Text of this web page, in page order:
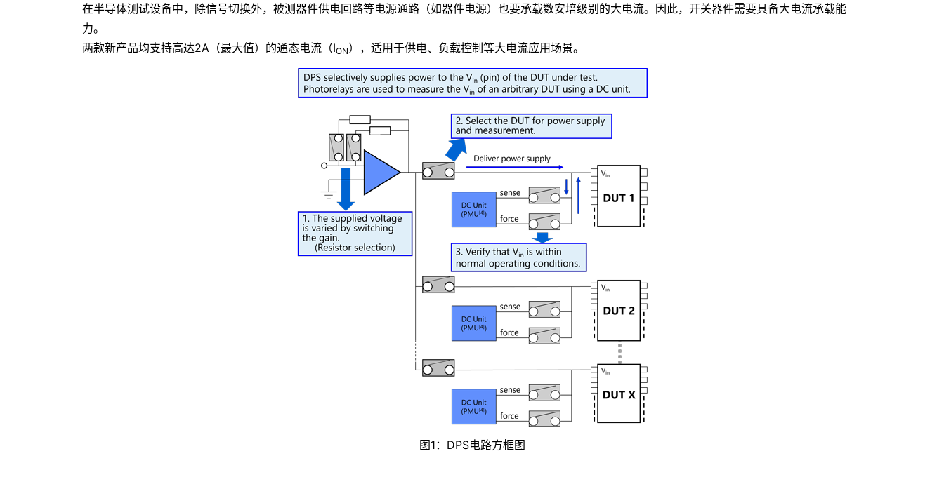
图1：DPS电路方框图
在半导体测试设备中，除信号切换外，被测器件供电回路等电源通路（如器件电源）也要承载数安培级别的大电流。因此，开关器件需要具备大电流承载能
力。
两款新产品均支持高达2A（最大值）的通态电流（ION），适用于供电、负载控制等大电流应用场景。